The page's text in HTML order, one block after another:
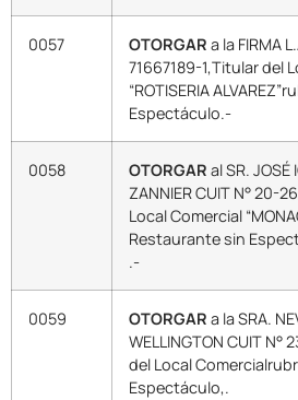
0057 OTORGAR a la FIRMA
71667189-1,Titular del
“ROTISERIA
Espectáculo.-
0058 OTORGAR al SR. JOSÉ
ZANNIER CUIT N° 20-
Local Comercial
Restaurante sin
.-
0059 OTORGAR a la SRA.
WELLINGTON CUIT
del Local
Espectáculo,.